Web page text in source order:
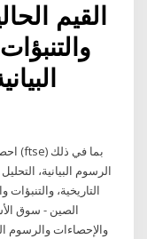
القيم
الرسوم البيانية،
التاريخية،
الصين - سوق
والإحصاءات والرسوم